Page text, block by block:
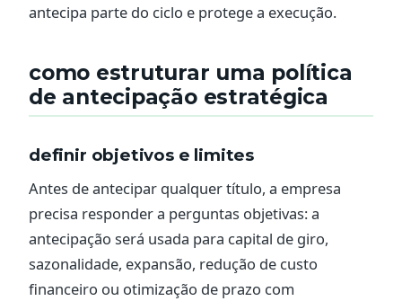
antecipa parte do ciclo e protege a execução.
como estruturar uma política
de antecipação estratégica
definir objetivos e limites
Antes de antecipar qualquer título, a empresa
precisa responder a perguntas objetivas: a
antecipação será usada para capital de giro,
sazonalidade, expansão, redução de custo
financeiro ou otimização de prazo com